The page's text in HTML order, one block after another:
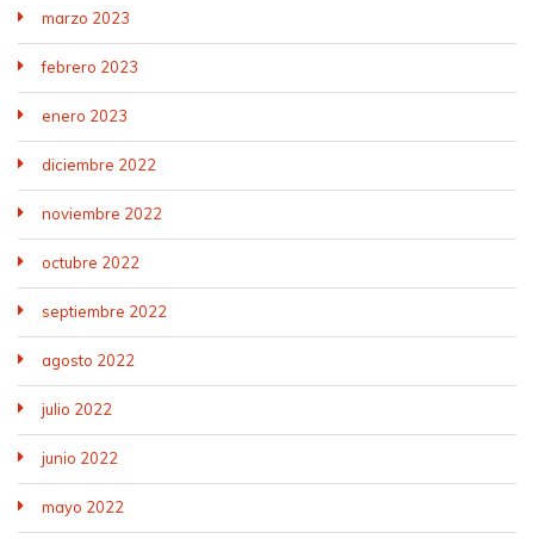
marzo 2023
febrero 2023
enero 2023
diciembre 2022
noviembre 2022
octubre 2022
septiembre 2022
agosto 2022
julio 2022
junio 2022
mayo 2022